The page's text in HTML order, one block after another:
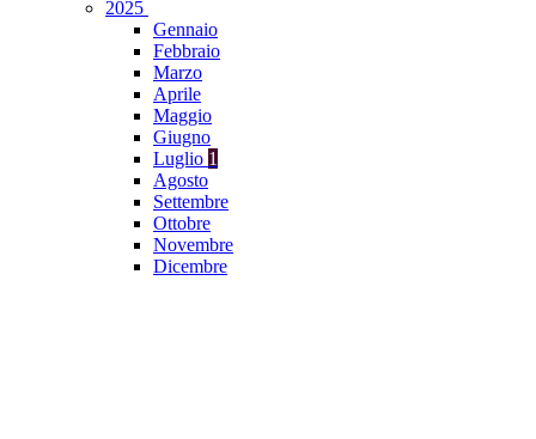
2025
Gennaio
Febbraio
Marzo
Aprile
Maggio
Giugno
Luglio 1
Agosto
Settembre
Ottobre
Novembre
Dicembre